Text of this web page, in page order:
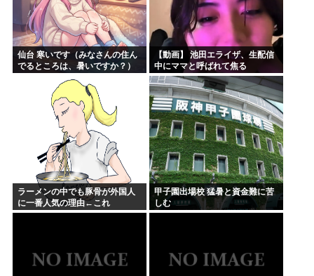
仙台 寒いです（みなさんの住ん
でるところは、暑いですか？）
【動画】 池田エライザ、生配信
中にママと呼ばれて焦る
ラーメンの中でも豚骨が外国人
に一番人気の理由←これ
甲子園出場校 猛暑と資金難に苦
しむ